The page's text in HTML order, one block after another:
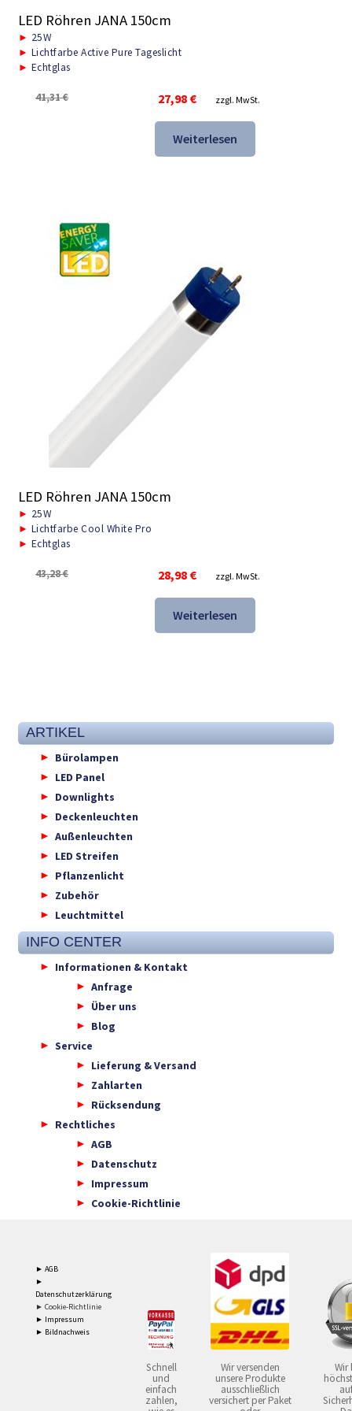
LED Röhren JANA 150cm
► 25W
► Lichtfarbe Active Pure Tageslicht
► Echtglas
41,31€
Ursprünglicher
Preis
41,31 €
27,98 €
Aktueller
Preis
ist:
27,98 €.
zzgl. MwSt.
Weiterlesen
LED Röhren JANA 150cm
► 25W
► Lichtfarbe Cool White Pro
► Echtglas
43,28€
Ursprünglicher
Preis
43,28 €
28,98 €
Aktueller
Preis
ist:
28,98 €.
zzgl. MwSt.
Weiterlesen
ARTIKEL
Bürolampen
LED Panel
Downlights
Deckenleuchten
Außenleuchten
LED Streifen
Pflanzenlicht
Zubehör
Leuchtmittel
INFO CENTER
Informationen & Kontakt
Anfrage
Über uns
Blog
Service
Lieferung & Versand
Zahlarten
Rücksendung
Rechtliches
AGB
Datenschutz
Impressum
Cookie-Richtlinie
► AGB
►
Datenschutzerklärung
► Cookie-Richtlinie
► Impressum
► Bildnachweis
Schnell
und
einfach
zahlen,
Wir versenden
unsere Produkte
ausschließlich
versichert per Paket
Wir